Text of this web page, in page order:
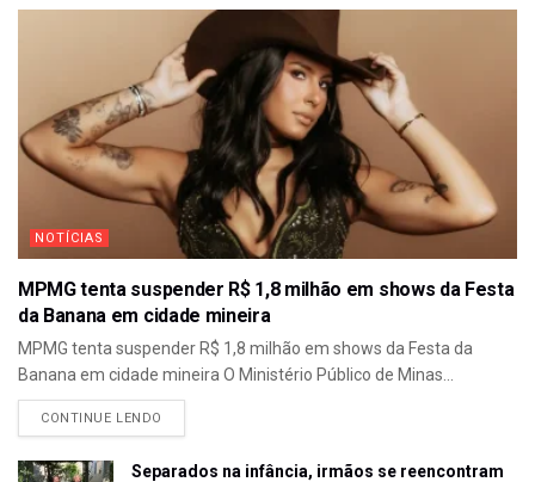
NOTÍCIAS
MPMG tenta suspender R$ 1,8 milhão em shows da Festa
da Banana em cidade mineira
MPMG tenta suspender R$ 1,8 milhão em shows da Festa da
Banana em cidade mineira O Ministério Público de Minas...
CONTINUE LENDO
Separados na infância, irmãos se reencontram